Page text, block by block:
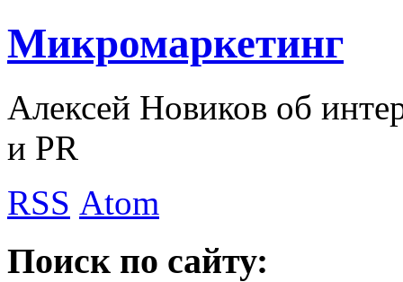
Микромаркетинг
Алексей Новиков об
и PR
RSS Atom
Поиск по сайту: